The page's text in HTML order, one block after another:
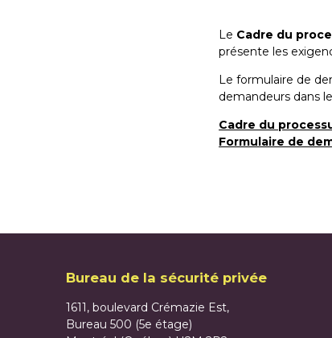
Le Cadre du
présente les
Le formulaire de
demandeurs dans
Cadre du
Formulaire de
Bureau de la sécurité privée
1611, boulevard Crémazie Est,
Bureau 500 (5e étage)